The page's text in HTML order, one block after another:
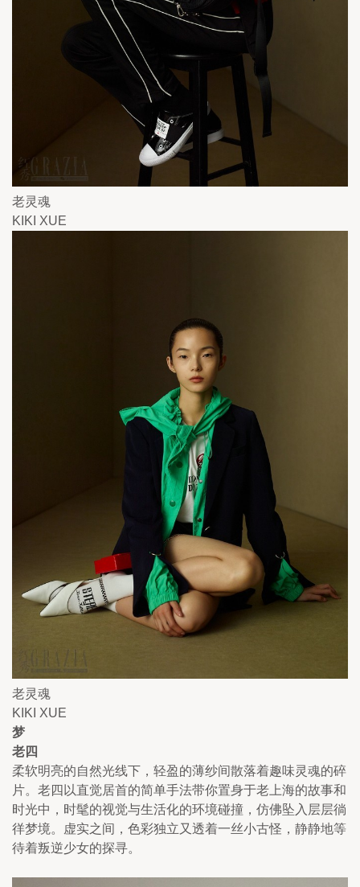
老灵魂
KIKI XUE
老灵魂
KIKI XUE
梦
老四
柔软明亮的自然光线下，轻盈的薄纱间散落着趣味灵魂的碎
片。老四以直觉居首的简单手法带你置身于老上海的故事和
时光中，时髦的视觉与生活化的环境碰撞，仿佛坠入层层徜
徉梦境。虚实之间，色彩独立又透着一丝小古怪，静静地等
待着叛逆少女的探寻。